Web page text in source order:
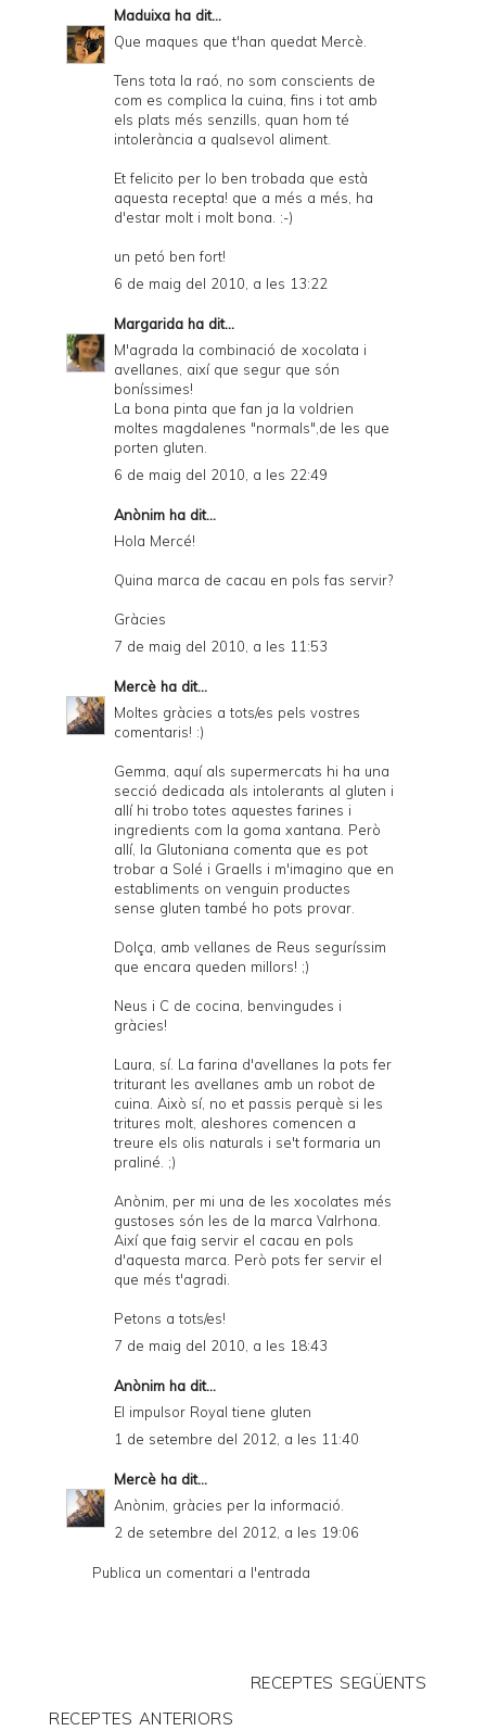
Maduixa ha dit...
Que maques que t'han quedat Mercè.
Tens tota la raó, no som conscients de
com es complica la cuina, fins i tot amb
els plats més senzills, quan hom té
intolerància a qualsevol aliment.
Et felicito per lo ben trobada que està
aquesta recepta! que a més a més, ha
d'estar molt i molt bona. :-)
un petó ben fort!
6 de maig del 2010, a les 13:22
Margarida ha dit...
M'agrada la combinació de xocolata i
avellanes, així que segur que són
boníssimes!
La bona pinta que fan ja la voldrien
moltes magdalenes "normals",de les que
porten gluten.
6 de maig del 2010, a les 22:49
Anònim ha dit...
Hola Mercé!
Quina marca de cacau en pols fas servir?
Gràcies
7 de maig del 2010, a les 11:53
Mercè ha dit...
Moltes gràcies a tots/es pels vostres
comentaris! :)
Gemma, aquí als supermercats hi ha una
secció dedicada als intolerants al gluten i
allí hi trobo totes aquestes farines i
ingredients com la goma xantana. Però
allí, la Glutoniana comenta que es pot
trobar a Solé i Graells i m'imagino que en
establiments on venguin productes
sense gluten també ho pots provar.
Dolça, amb vellanes de Reus seguríssim
que encara queden millors! ;)
Neus i C de cocina, benvingudes i
gràcies!
Laura, sí. La farina d'avellanes la pots fer
triturant les avellanes amb un robot de
cuina. Això sí, no et passis perquè si les
tritures molt, aleshores comencen a
treure els olis naturals i se't formaria un
praliné. ;)
Anònim, per mi una de les xocolates més
gustoses són les de la marca Valrhona.
Així que faig servir el cacau en pols
d'aquesta marca. Però pots fer servir el
que més t'agradi.
Petons a tots/es!
7 de maig del 2010, a les 18:43
Anònim ha dit...
El impulsor Royal tiene gluten
1 de setembre del 2012, a les 11:40
Mercè ha dit...
Anònim, gràcies per la informació.
2 de setembre del 2012, a les 19:06
Publica un comentari a l'entrada
RECEPTES SEGÜENTS
RECEPTES ANTERIORS